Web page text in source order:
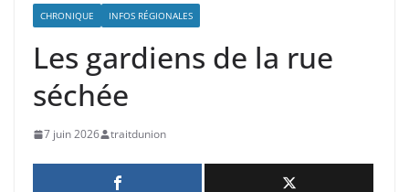
CHRONIQUE INFOS RÉGIONALES
Les gardiens de la rue
séchée
7 juin 2026 traitdunion